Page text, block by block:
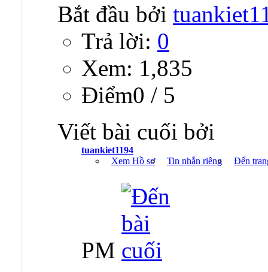
Bắt đầu bởi
Trả lời: 0
Xem: 1,835
Ðiểm0 / 5
Viết bài cuối bởi
tuankiet1194
Xem Hồ sơ
Tin nhắn riêng Đến
PM